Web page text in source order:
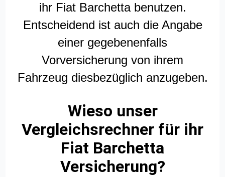
ihr Fiat Barchetta benutzen.
Entscheidend ist auch die Angabe
einer gegebenenfalls
Vorversicherung von ihrem
Fahrzeug diesbezüglich anzugeben.
Wieso unser
Vergleichsrechner für ihr
Fiat Barchetta
Versicherung?